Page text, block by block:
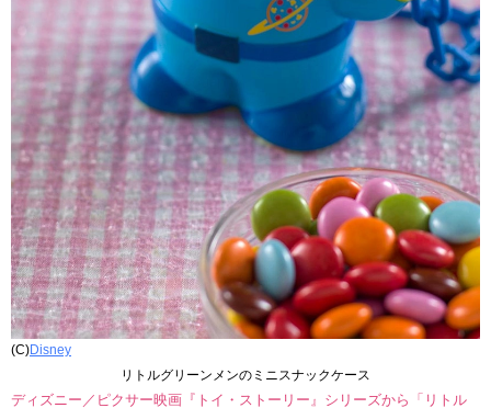
(C)Disney
リトルグリーンメンのミニスナックケース
ディズニー／ピクサー映画『トイ・ストーリー』シリーズから「リトル